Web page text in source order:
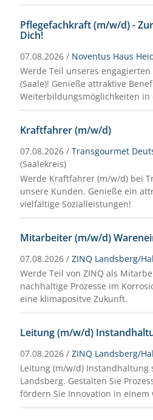
Pflegefachkraft (m/w/d) -
Dich!
07.08.2026 / Noventus Haus
Werde Teil unseres
(Saale)! Genieße attraktive
Weiterbildungsmöglichkeiten
Kraftfahrer (m/w/d)
07.08.2026 /Transgourmet
(Saalekreis)
Werde Kraftfahrer (m/w/d) bei
unsere Kunden. Genieße ein
vielfältige Sozialleistungen!
Mitarbeiter (m/w/d)
07.08.2026 /ZINQ Landsberg/
Werde Teil von ZINQ als
nachhaltige Prozesse im
eine klimapositve Zukunft.
Leitung (m/w/d)
07.08.2026 /ZINQ Landsberg/
Leitung (m/w/d)
Landsberg. Gestalten Sie
fördern Sie Innovation in